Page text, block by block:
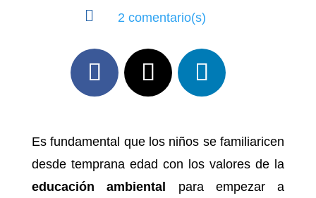
 2 comentario(s)
Es fundamental que los niños se familiaricen
desde temprana edad con los valores de la
educación ambiental
para empezar a